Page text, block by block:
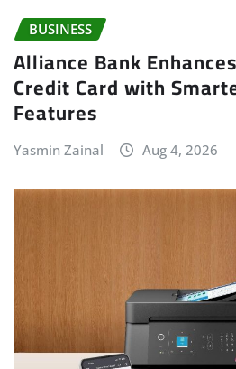
BUSINESS
Alliance Bank
Credit Card with
Features
Yasmin Zainal Aug 4, 2026